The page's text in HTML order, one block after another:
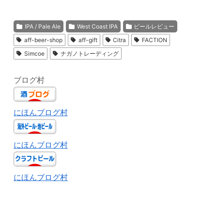
IPA / Pale Ale West Coast IPA
ビールレビュー
aff-beer-shop
aff-gift Citra
FACTION
Simcoe
ナガノトレーディング
ブログ村
にほんブログ村
にほんブログ村
にほんブログ村